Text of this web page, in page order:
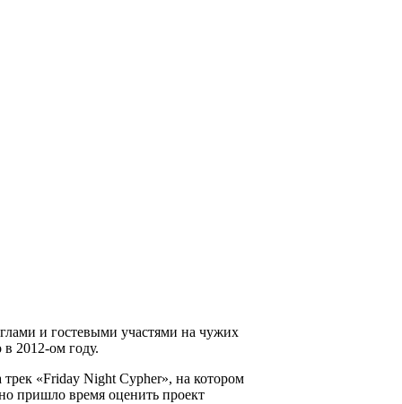
и гостевыми участями на чужих
2012-ом году.
«Friday Night Cypher», на котором
пришло время оценить проект